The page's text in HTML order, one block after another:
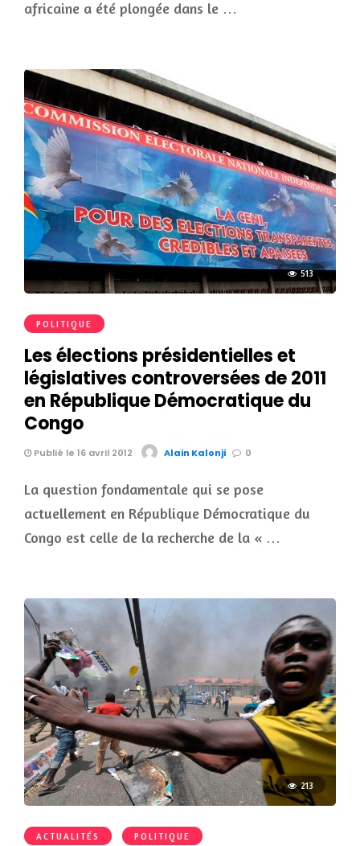
africaine a été plongée dans le …
513
POLITIQUE
Les élections présidentielles et
législatives controversées de 2011
en République Démocratique du
Congo
Publié le 16 avril 2012 Alain Kalonji 0
La question fondamentale qui se pose
actuellement en République Démocratique du
Congo est celle de la recherche de la « …
213
ACTUALITÉS POLITIQUE